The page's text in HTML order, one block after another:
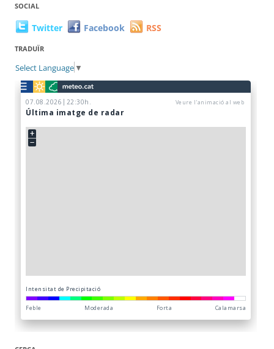
SOCIAL
Twitter Facebook RSS
TRADUÏR
Select Language ▼